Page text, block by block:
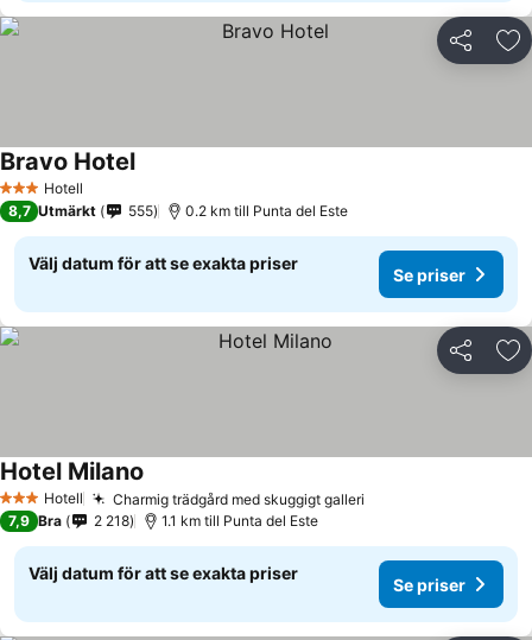
Dela
3 StjärnorHotell
Bravo Hotel
8,7 Utmärkt 555 0.2 km till Punta del Este
Välj datum för att se exakta priser
Se priser
Dela
3 StjärnorHotell Charmig trädgård med skuggigt galleri
Hotel Milano
7,9 Bra 2 218 1.1 km till Punta del Este
Välj datum för att se exakta priser
Se priser